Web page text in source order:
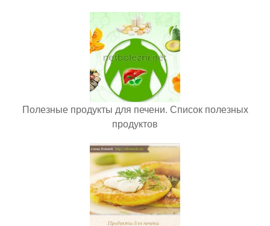
Полезные продукты для печени. Список полезных
продуктов